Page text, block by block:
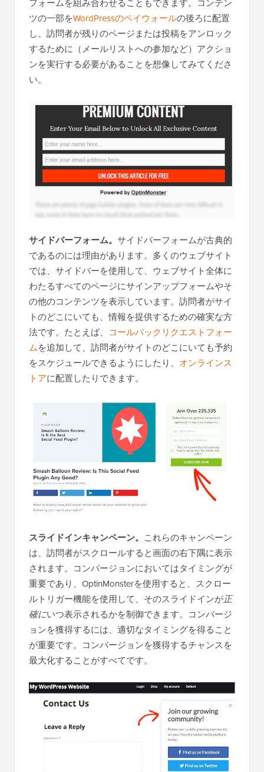
フォームを組み合わせることもできます。コンテン
ツの一部をWordPressのペイウォールの後ろに配置
し、訪問者が残りのページまたは投稿をアンロック
するために（メールリストへの参加など）アクショ
ンを実行する必要があることを想像してみてくださ
い。
サイドバーフォーム。 サイドバーフォームが古典的
であるのには理由があります。多くのウェブサイト
では、サイドバーを使用して、ウェブサイト全体に
わたるすべてのページにサインアップフォームやそ
の他のコンテンツを表示しています。訪問者がサイ
トのどこにいても、情報を提供するための確実な方
法です。たとえば、 コールバックリクエストフォー
ムを追加して、訪問者がサイトのどこにいても予約
をスケジュールできるようにしたり、 オンラインス
トアに配置したりできます。
スライドインキャンペーン。 これらのキャンペーン
は、訪問者がスクロールすると画面の右下隅に表示
されます。コンバージョンにおいてはタイミングが
重要であり、OptinMonsterを使用すると、スクロー
ルトリガー機能を使用して、そのスライドインが正
確にいつ表示されるかを制御できます。コンバージ
ョンを獲得するには、適切なタイミングを得ること
が重要です。コンバージョンを獲得するチャンスを
最大化することがすべてです。